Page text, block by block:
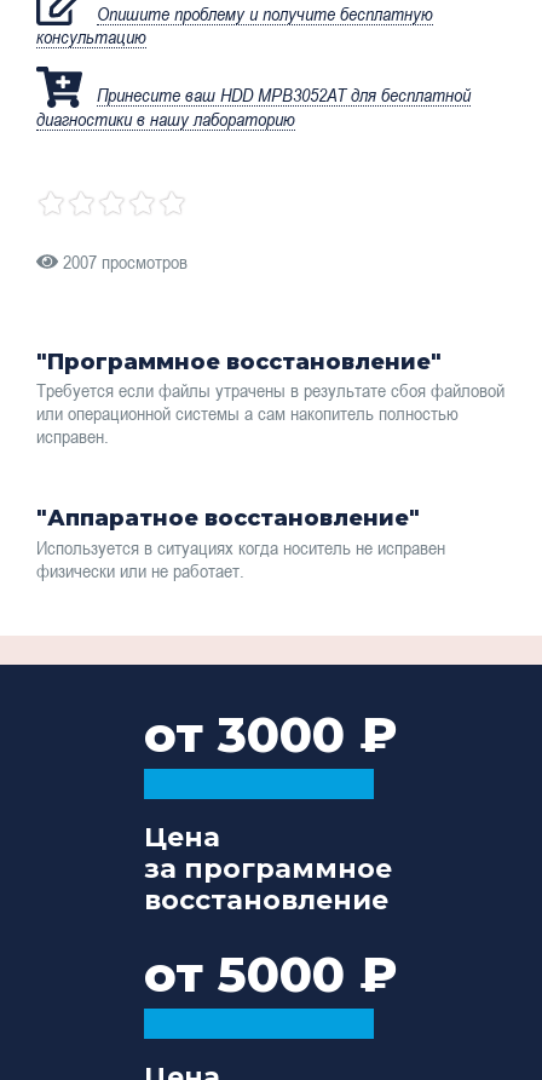
Опишите проблему и получите бесплатную
консультацию
Принесите ваш HDD MPB3052AT для бесплатной
диагностики в нашу лабораторию
2007 просмотров
"Программное восстановление"
Требуется если файлы утрачены в результате сбоя файловой
или операционной системы а сам накопитель полностью
исправен.
"Аппаратное восстановление"
Используется в ситуациях когда носитель не исправен
физически или не работает.
от 3000
Цена
за программное
восстановление
от 5000